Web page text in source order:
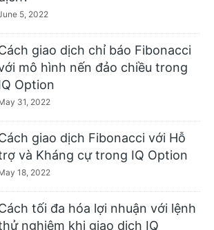
5, 2022
giao dịch chỉ báo Fibonacci
mô hình nến đảo chiều trong
Option
31, 2022
giao dịch Fibonacci với Hỗ
và Kháng cự trong IQ Option
18, 2022
tối đa hóa lợi nhuận với lệnh
nghiệm khi giao dịch IQ